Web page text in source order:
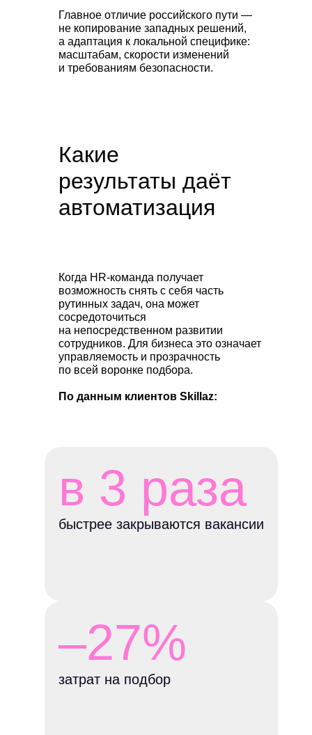
Главное отличие российского пути —
не копирование западных решений,
а адаптация к локальной специфике:
масштабам, скорости изменений
и требованиям безопасности.
Какие
результаты даёт
автоматизация
Когда HR-команда получает
возможность снять с себя часть
рутинных задач, она может
сосредоточиться
на непосредственном развитии
сотрудников. Для бизнеса это означает
управляемость и прозрачность
по всей воронке подбора.
По данным клиентов Skillaz:
в 3 раза
быстрее закрываются вакансии
–27%
затрат на подбор